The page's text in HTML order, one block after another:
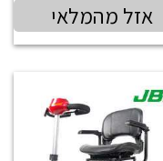
אזל מהמלאי